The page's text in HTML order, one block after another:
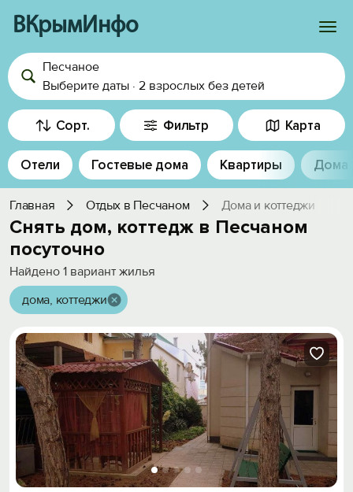
ВКрымИнфо
Войти
Избранное
История просмотра
Добавить свой объект
Песчаное
Выберите даты · 2 взрослых без детей
Сорт. Фильтр Карта
Отели Гостевые дома Квартиры Дома
Главная Отдых в Песчаном Дома и коттеджи
Снять дом, коттедж в Песчаном
посуточно
Найдено 1 вариант жилья
дома, коттеджи